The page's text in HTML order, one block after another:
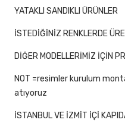
YATAKLI SANDIKLI ÜRÜNLER
İSTEDİĞİNİZ RENKLERDE
DİĞER MODELLERİMİZ İÇİN
NOT =resimler kurulum
atıyoruz
İSTANBUL VE İZMİT İÇİ